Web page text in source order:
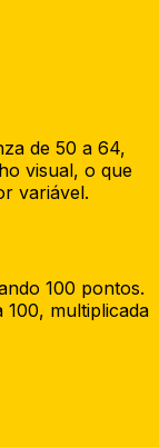
de 50 a 64,
visual, o que
variável.
100 pontos.
100, multiplicada